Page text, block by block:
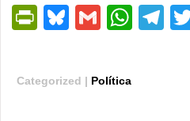
PrintFriendly
Bluesky
Gmail
Categorized | Política